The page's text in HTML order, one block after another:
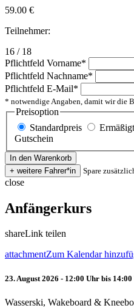
59.00 €
Teilnehmer:
16 / 18
Pflichtfeld Vorname*
Pflichtfeld Nachname*
Pflichtfeld E-Mail*
* notwendige Angaben, damit wir die
Preisoption
Standardpreis
Gutschein
Spare
close
Anfängerkurs
shareLink teilen
attachmentZum Kalendar
23. August 2026 - 12:00 Uhr bis
Wasserski, Wakeboard &